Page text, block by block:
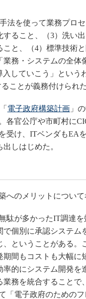
を使って業務プロセ
ること、（3）洗い
と、（4）標準技術
務・システムの全体
していこう」という
ことが義務付けられた
電子政府構築計画 」
各官公庁や市町村に
受け、ITベンダもEA
しはじめた。
のメリットについて
が多かったIT調達
個別に承認システム
ということがある。
間もコストも大幅に
的にシステム開発を
務を統合することで
「電子政府のための